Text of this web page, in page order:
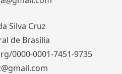
Silva Cruz
de Brasília
0000-0001-7451-9735